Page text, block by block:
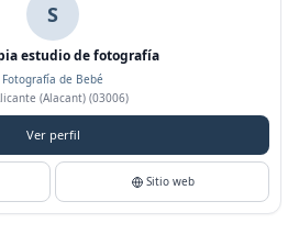
S
estudio de fotografía
Fotografía de Bebé
(Alacant)(03006)
Ver perfil
Sitio web